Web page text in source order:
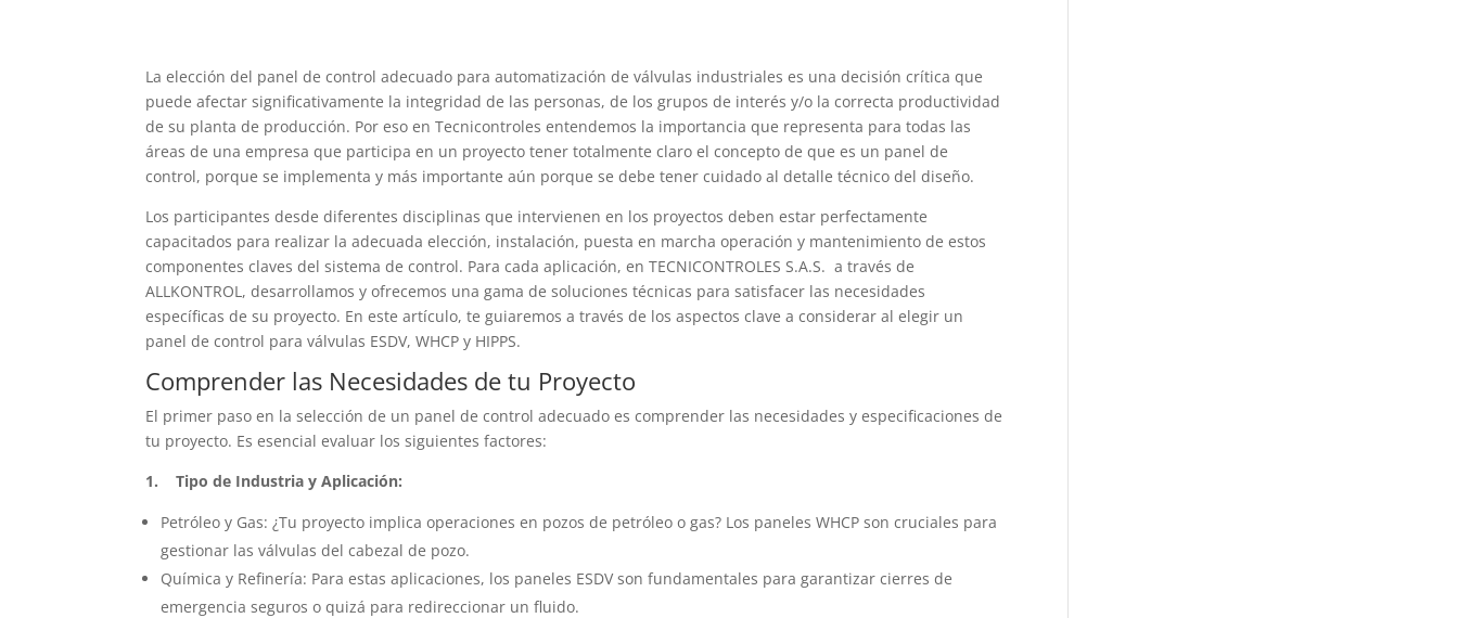
La elección del panel de control adecuado para automatización de válvulas industriales es una decisión crítica que
puede afectar significativamente la integridad de las personas, de los grupos de interés y/o la correcta productividad
de su planta de producción. Por eso en Tecnicontroles entendemos la importancia que representa para todas las
áreas de una empresa que participa en un proyecto tener totalmente claro el concepto de que es un panel de
control, porque se implementa y más importante aún porque se debe tener cuidado al detalle técnico del diseño.
Los participantes desde diferentes disciplinas que intervienen en los proyectos deben estar perfectamente
capacitados para realizar la adecuada elección, instalación, puesta en marcha operación y mantenimiento de estos
componentes claves del sistema de control. Para cada aplicación, en TECNICONTROLES S.A.S. a través de
ALLKONTROL, desarrollamos y ofrecemos una gama de soluciones técnicas para satisfacer las necesidades
específicas de su proyecto. En este artículo, te guiaremos a través de los aspectos clave a considerar al elegir un
panel de control para válvulas ESDV, WHCP y HIPPS.
Comprender las Necesidades de tu Proyecto
El primer paso en la selección de un panel de control adecuado es comprender las necesidades y especificaciones de
tu proyecto. Es esencial evaluar los siguientes factores:
1. Tipo de Industria y Aplicación:
Petróleo y Gas: ¿Tu proyecto implica operaciones en pozos de petróleo o gas? Los paneles WHCP son cruciales para
gestionar las válvulas del cabezal de pozo.
Química y Refinería: Para estas aplicaciones, los paneles ESDV son fundamentales para garantizar cierres de
emergencia seguros o quizá para redireccionar un fluido.